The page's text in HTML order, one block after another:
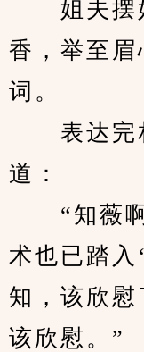
姐夫摆
香，举至眉
词。
表达完
道：
“知薇啊
术也已踏入
知，该欣
该欣慰。”